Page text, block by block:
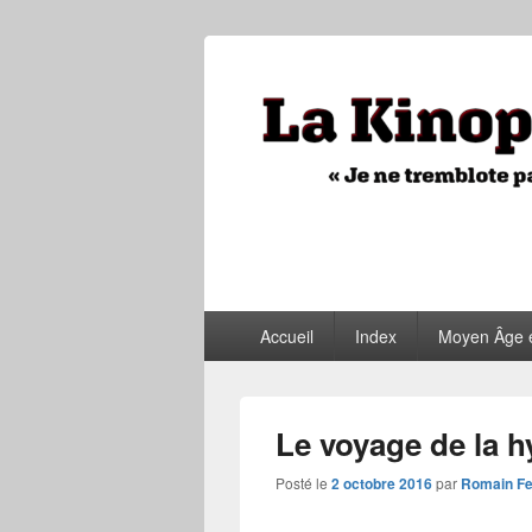
La
principalAccueil Index Moyen Âge
Le voyage de la
Posté le 2 octobre 2016par Romain